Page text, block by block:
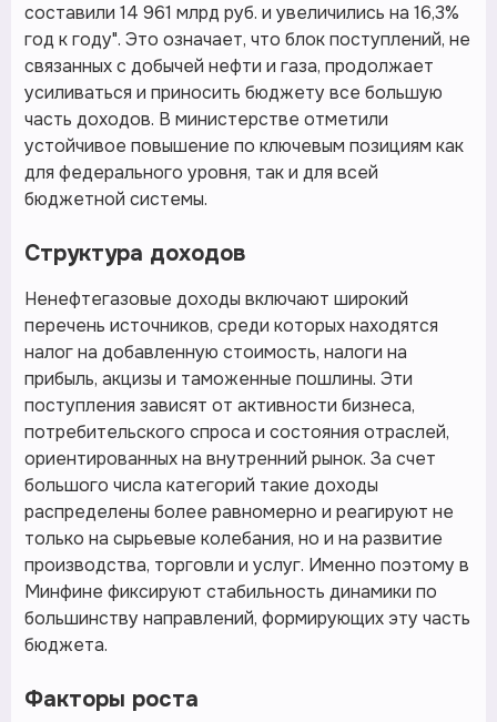
составили 14 961 млрд руб. и увеличились на 16,3%
год к году". Это означает, что блок поступлений, не
связанных с добычей нефти и газа, продолжает
усиливаться и приносить бюджету все большую
часть доходов. В министерстве отметили
устойчивое повышение по ключевым позициям как
для федерального уровня, так и для всей
бюджетной системы.
Структура доходов
Ненефтегазовые доходы включают широкий
перечень источников, среди которых находятся
налог на добавленную стоимость, налоги на
прибыль, акцизы и таможенные пошлины. Эти
поступления зависят от активности бизнеса,
потребительского спроса и состояния отраслей,
ориентированных на внутренний рынок. За счет
большого числа категорий такие доходы
распределены более равномерно и реагируют не
только на сырьевые колебания, но и на развитие
производства, торговли и услуг. Именно поэтому в
Минфине фиксируют стабильность динамики по
большинству направлений, формирующих эту часть
бюджета.
Факторы роста